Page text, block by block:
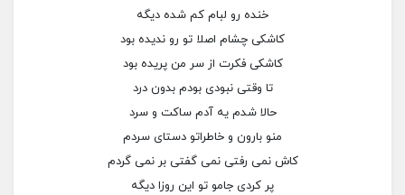
خنده رو لبام کم شده دیگه
کاشکی چشام اصلا تو رو ندیده بود
کاشکی فکرت از سر من پریده بود
تا وقتی نبودی بودم بدون درد
حالا شدم یه آدم ساکت و سرد
منو بارون و خاطراتو دستای سردم
کاش نمی رفتی نمی گفتی بر نمی گردم
پر کردی جامو تو این روزا دیگه